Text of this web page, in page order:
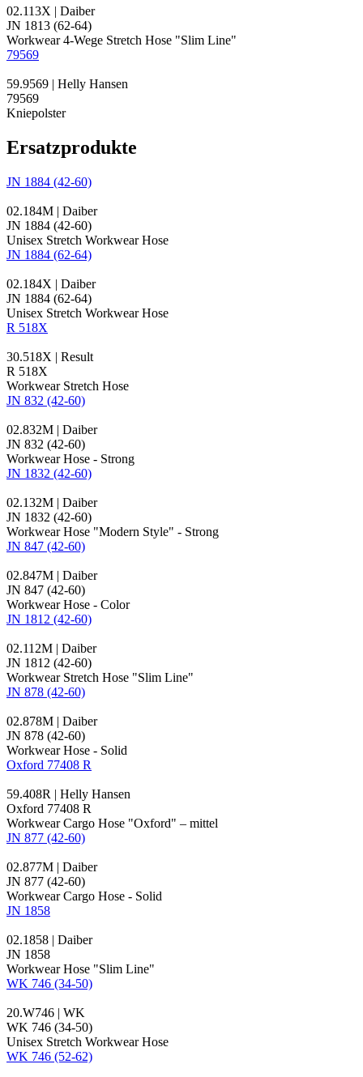
02.113X | Daiber
JN 1813 (62-64)
Workwear 4-Wege Stretch Hose "Slim Line"
79569
59.9569 | Helly Hansen
79569
Kniepolster
Ersatzprodukte
JN 1884 (42-60)
02.184M | Daiber
JN 1884 (42-60)
Unisex Stretch Workwear Hose
JN 1884 (62-64)
02.184X | Daiber
JN 1884 (62-64)
Unisex Stretch Workwear Hose
R 518X
30.518X | Result
R 518X
Workwear Stretch Hose
JN 832 (42-60)
02.832M | Daiber
JN 832 (42-60)
Workwear Hose - Strong
JN 1832 (42-60)
02.132M | Daiber
JN 1832 (42-60)
Workwear Hose "Modern Style" - Strong
JN 847 (42-60)
02.847M | Daiber
JN 847 (42-60)
Workwear Hose - Color
JN 1812 (42-60)
02.112M | Daiber
JN 1812 (42-60)
Workwear Stretch Hose "Slim Line"
JN 878 (42-60)
02.878M | Daiber
JN 878 (42-60)
Workwear Hose - Solid
Oxford 77408 R
59.408R | Helly Hansen
Oxford 77408 R
Workwear Cargo Hose "Oxford" – mittel
JN 877 (42-60)
02.877M | Daiber
JN 877 (42-60)
Workwear Cargo Hose - Solid
JN 1858
02.1858 | Daiber
JN 1858
Workwear Hose "Slim Line"
WK 746 (34-50)
20.W746 | WK
WK 746 (34-50)
Unisex Stretch Workwear Hose
WK 746 (52-62)